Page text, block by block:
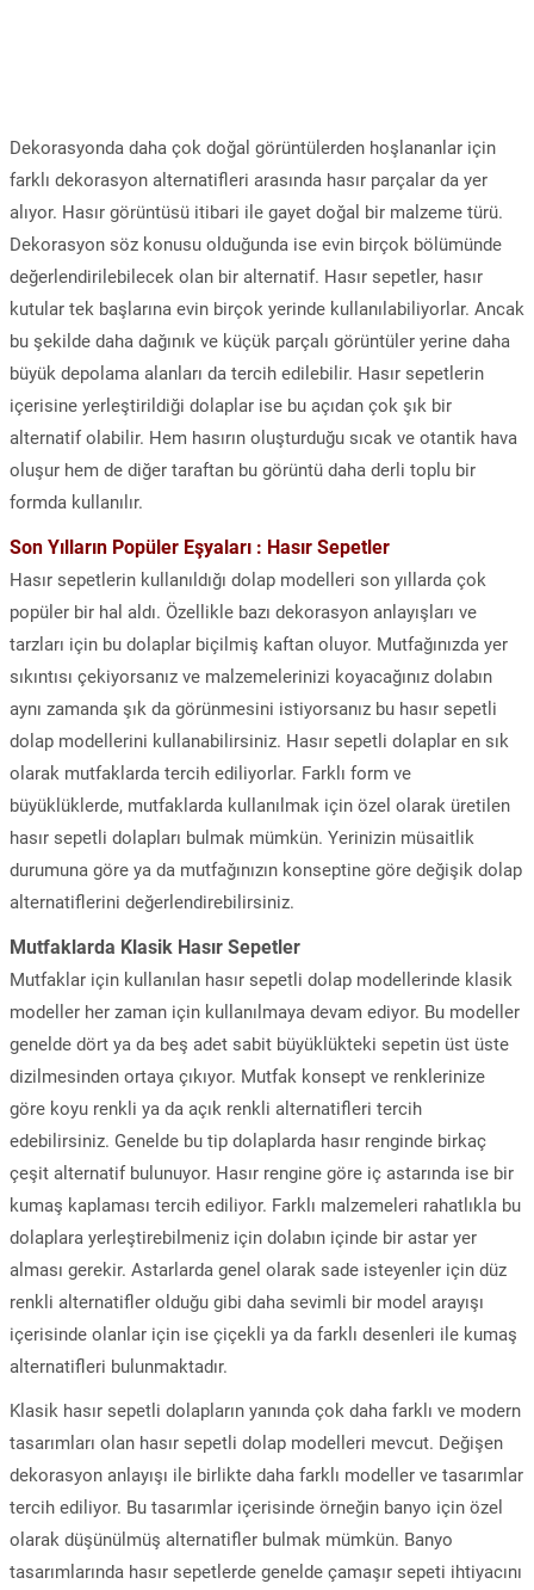
Dekorasyonda daha çok doğal görüntülerden hoşlananlar için
farklı dekorasyon alternatifleri arasında hasır parçalar da yer
alıyor. Hasır görüntüsü itibari ile gayet doğal bir malzeme türü.
Dekorasyon söz konusu olduğunda ise evin birçok bölümünde
değerlendirilebilecek olan bir alternatif. Hasır sepetler, hasır
kutular tek başlarına evin birçok yerinde kullanılabiliyorlar. Ancak
bu şekilde daha dağınık ve küçük parçalı görüntüler yerine daha
büyük depolama alanları da tercih edilebilir. Hasır sepetlerin
içerisine yerleştirildiği dolaplar ise bu açıdan çok şık bir
alternatif olabilir. Hem hasırın oluşturduğu sıcak ve otantik hava
oluşur hem de diğer taraftan bu görüntü daha derli toplu bir
formda kullanılır.
Son Yılların Popüler Eşyaları : Hasır Sepetler
Hasır sepetlerin kullanıldığı dolap modelleri son yıllarda çok
popüler bir hal aldı. Özellikle bazı dekorasyon anlayışları ve
tarzları için bu dolaplar biçilmiş kaftan oluyor. Mutfağınızda yer
sıkıntısı çekiyorsanız ve malzemelerinizi koyacağınız dolabın
aynı zamanda şık da görünmesini istiyorsanız bu hasır sepetli
dolap modellerini kullanabilirsiniz. Hasır sepetli dolaplar en sık
olarak mutfaklarda tercih ediliyorlar. Farklı form ve
büyüklüklerde, mutfaklarda kullanılmak için özel olarak üretilen
hasır sepetli dolapları bulmak mümkün. Yerinizin müsaitlik
durumuna göre ya da mutfağınızın konseptine göre değişik dolap
alternatiflerini değerlendirebilirsiniz.
Mutfaklarda Klasik Hasır Sepetler
Mutfaklar için kullanılan hasır sepetli dolap modellerinde klasik
modeller her zaman için kullanılmaya devam ediyor. Bu modeller
genelde dört ya da beş adet sabit büyüklükteki sepetin üst üste
dizilmesinden ortaya çıkıyor. Mutfak konsept ve renklerinize
göre koyu renkli ya da açık renkli alternatifleri tercih
edebilirsiniz. Genelde bu tip dolaplarda hasır renginde birkaç
çeşit alternatif bulunuyor. Hasır rengine göre iç astarında ise bir
kumaş kaplaması tercih ediliyor. Farklı malzemeleri rahatlıkla bu
dolaplara yerleştirebilmeniz için dolabın içinde bir astar yer
alması gerekir. Astarlarda genel olarak sade isteyenler için düz
renkli alternatifler olduğu gibi daha sevimli bir model arayışı
içerisinde olanlar için ise çiçekli ya da farklı desenleri ile kumaş
alternatifleri bulunmaktadır.
Klasik hasır sepetli dolapların yanında çok daha farklı ve modern
tasarımları olan hasır sepetli dolap modelleri mevcut. Değişen
dekorasyon anlayışı ile birlikte daha farklı modeller ve tasarımlar
tercih ediliyor. Bu tasarımlar içerisinde örneğin banyo için özel
olarak düşünülmüş alternatifler bulmak mümkün. Banyo
tasarımlarında hasır sepetlerde genelde çamaşır sepeti ihtiyacını